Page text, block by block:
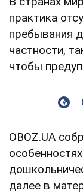
практика
пребывания
частности,
чтобы
OBOZ.UA
далее в